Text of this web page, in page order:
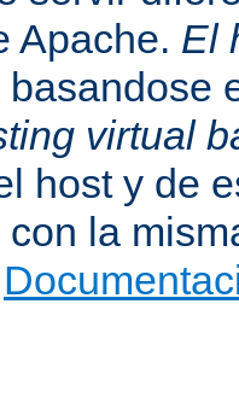
Apache. El
virtual
host y de
la